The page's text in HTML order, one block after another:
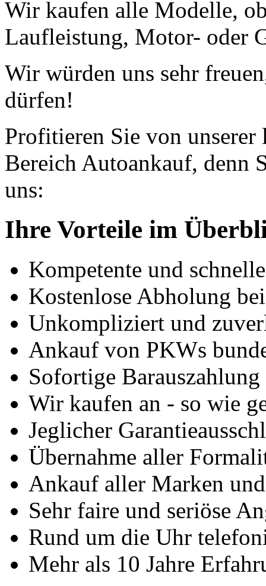
Wir kaufen alle Modelle,
Laufleistung, Motor- oder
Wir würden uns sehr
dürfen!
Profitieren Sie von
Bereich Autoankauf, denn
uns:
Ihre Vorteile im
Kompetente und
Kostenlose Abholung
Unkompliziert und
Ankauf von PKWs
Sofortige
Wir kaufen an - so wie
Jeglicher
Übernahme aller
Ankauf aller Marken
Sehr faire und seriöse
Rund um die Uhr
Mehr als 10 Jahre